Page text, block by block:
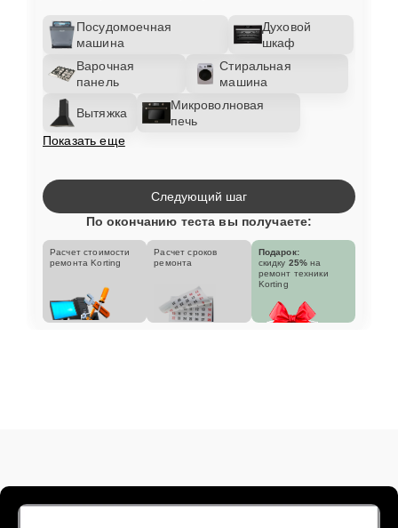
Посудомоечная
машина
Духовой
шкаф
Варочная
панель
Стиральная
машина
Вытяжка
Микроволновая
печь
Показать еще
Следующий шаг
По окончанию теста вы получаете:
Расчет стоимости
ремонта Korting
Расчет сроков
ремонта
Подарок:
скидку 25% на
ремонт техники
Korting